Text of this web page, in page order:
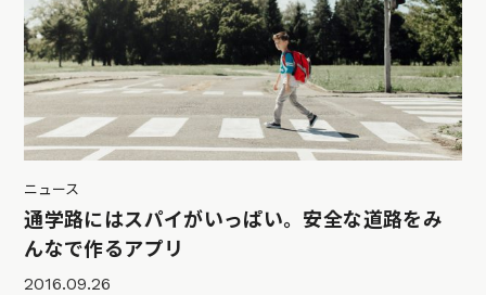
ニュース
通学路にはスパイがいっぱい。安全な道路をみ
んなで作るアプリ
2016.09.26